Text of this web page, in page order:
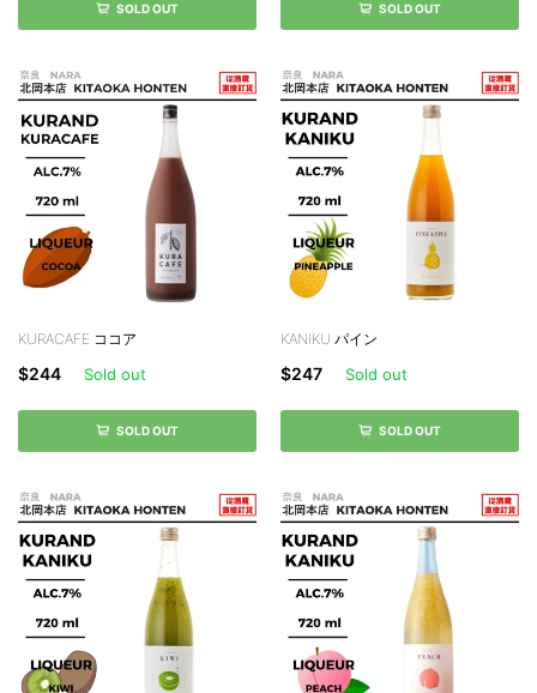
SOLD OUT SOLD OUT
KURACAFE ココア
$244 Sold out
SOLD OUT
KANIKU パイン
$247 Sold out
SOLD OUT